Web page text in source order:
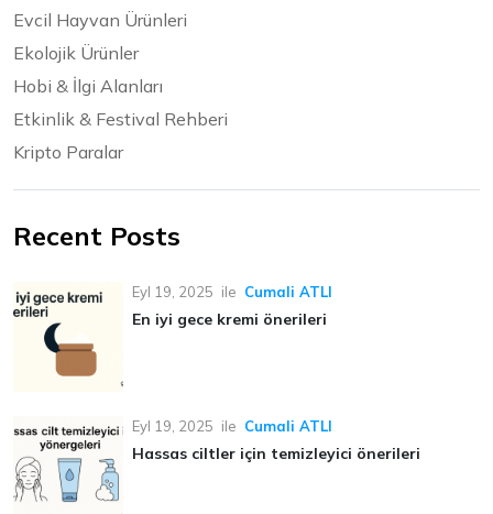
Evcil Hayvan Ürünleri
Ekolojik Ürünler
Hobi & İlgi Alanları
Etkinlik & Festival Rehberi
Kripto Paralar
Recent Posts
Eyl 19, 2025 ile Cumali ATLI
En iyi gece kremi önerileri
Eyl 19, 2025 ile Cumali ATLI
Hassas ciltler için temizleyici önerileri